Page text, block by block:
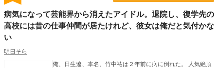
病気になって芸能界から消えたアイドル。退院し、復学先の
高校には昔の仕事仲間が居たけれど、彼女は俺だと気付かな
い
明日そら
俺、日生遼、本名、竹中祐は２年前に病に倒れた。 人気絶頂